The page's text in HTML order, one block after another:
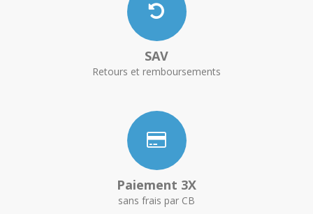
SAV
Retours et remboursements
Paiement 3X
sans frais par CB